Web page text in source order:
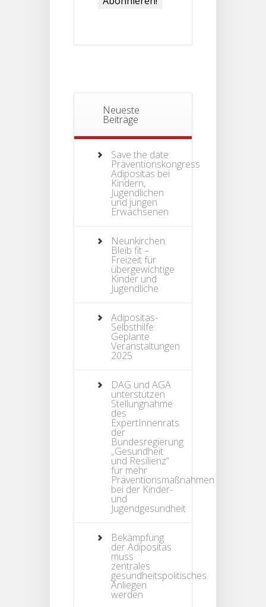
Neueste
Beiträge
Save the date:
Präventionskongress
Adipositas bei
Kindern,
Jugendlichen
und jungen
Erwachsenen
Neunkirchen:
Bleib fit –
Freizeit für
übergewichtige
Kinder und
Jugendliche
Adipositas-
Selbsthilfe:
Geplante
Veranstaltungen
2025
DAG und AGA
unterstützen
Stellungnahme
des
ExpertInnenrats
der
Bundesregierung
„Gesundheit
und Resilienz“
für mehr
Präventionsmaßnahmen
bei der Kinder-
und
Jugendgesundheit
Bekämpfung
der Adipositas
muss
zentrales
gesundheitspolitisches
Anliegen
werden